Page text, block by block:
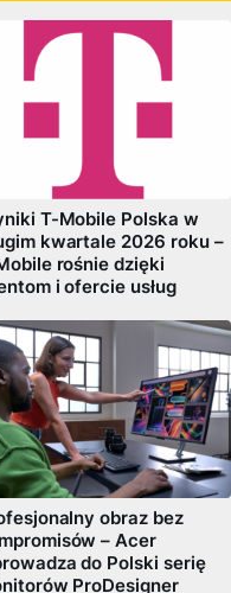
T-Mobile Polska w
kwartale 2026 roku –
rośnie dzięki
i ofercie usług
obraz bez
– Acer
do Polski serię
ProDesigner